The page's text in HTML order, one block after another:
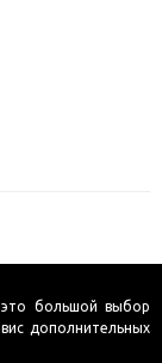
это большой выбор
дополнительных